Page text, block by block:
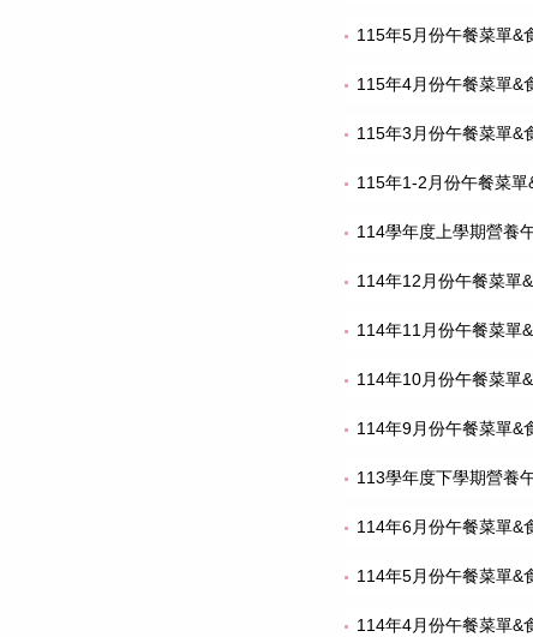
115年5月份午餐菜單&
115年4月份午餐菜單&
115年3月份午餐菜單&
115年1-2月份午餐菜單
114學年度上學期營養
114年12月份午餐菜單
114年11月份午餐菜單
114年10月份午餐菜單
114年9月份午餐菜單&
113學年度下學期營養
114年6月份午餐菜單&
114年5月份午餐菜單&
114年4月份午餐菜單&